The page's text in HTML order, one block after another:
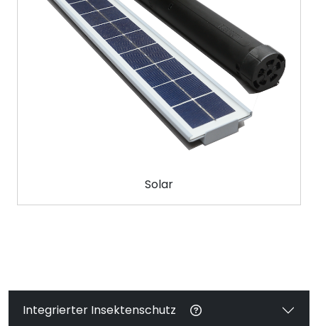
Solar
Integrierter Insektenschutz